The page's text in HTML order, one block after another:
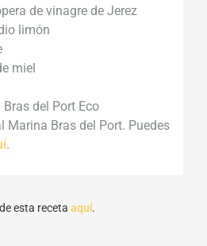
de vinagre de Jerez
limón
miel
del Port Eco
Marina Bras del Port. Puedes
.
esta receta aquí.